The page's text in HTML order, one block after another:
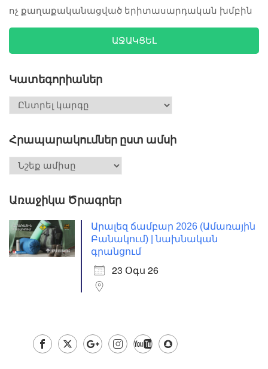
ոչ քաղաքականացված երիտասարդական խմբին
ԱՋԱԿՑԵԼ
Կատեգորիաներ
Հրապարակումներ ըստ ամսի
Առաջիկա Ծրագրեր
Արալեզ ճամբար 2026 (Ամառային
Բանակում) | նախնական
գրանցում
23 Օգս 26